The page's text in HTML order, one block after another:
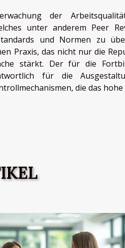
der
unter anderem Peer
und Normen zu
Praxis, das nicht nur die
stärkt. Der für die
für die
die das